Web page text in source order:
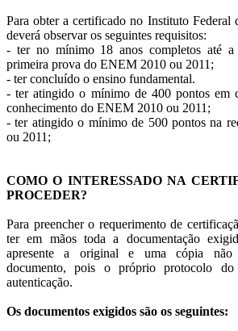
Para obter a certificado no Instituto Federal
deverá observar os seguintes requisitos:
- ter no mínimo 18 anos completos até a
primeira prova do ENEM 2010 ou 2011;
- ter concluído o ensino fundamental.
- ter atingido o mínimo de 400 pontos em
conhecimento do ENEM 2010 ou 2011;
- ter atingido o mínimo de 500 pontos na
ou 2011;
COMO O INTERESSADO NA
PROCEDER?
Para preencher o requerimento de
ter em mãos toda a documentação
apresente a original e uma cópia não
documento, pois o próprio protocolo
autenticação.
Os documentos exigidos são os seguintes: